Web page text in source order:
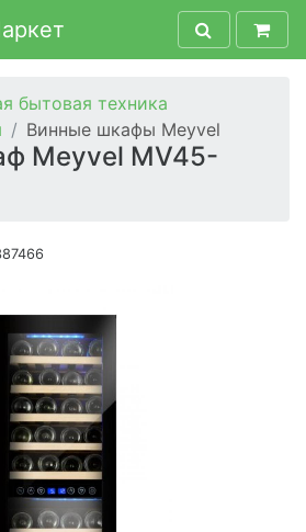
бытовая техника
Винные шкафы Meyvel
Meyvel MV45-